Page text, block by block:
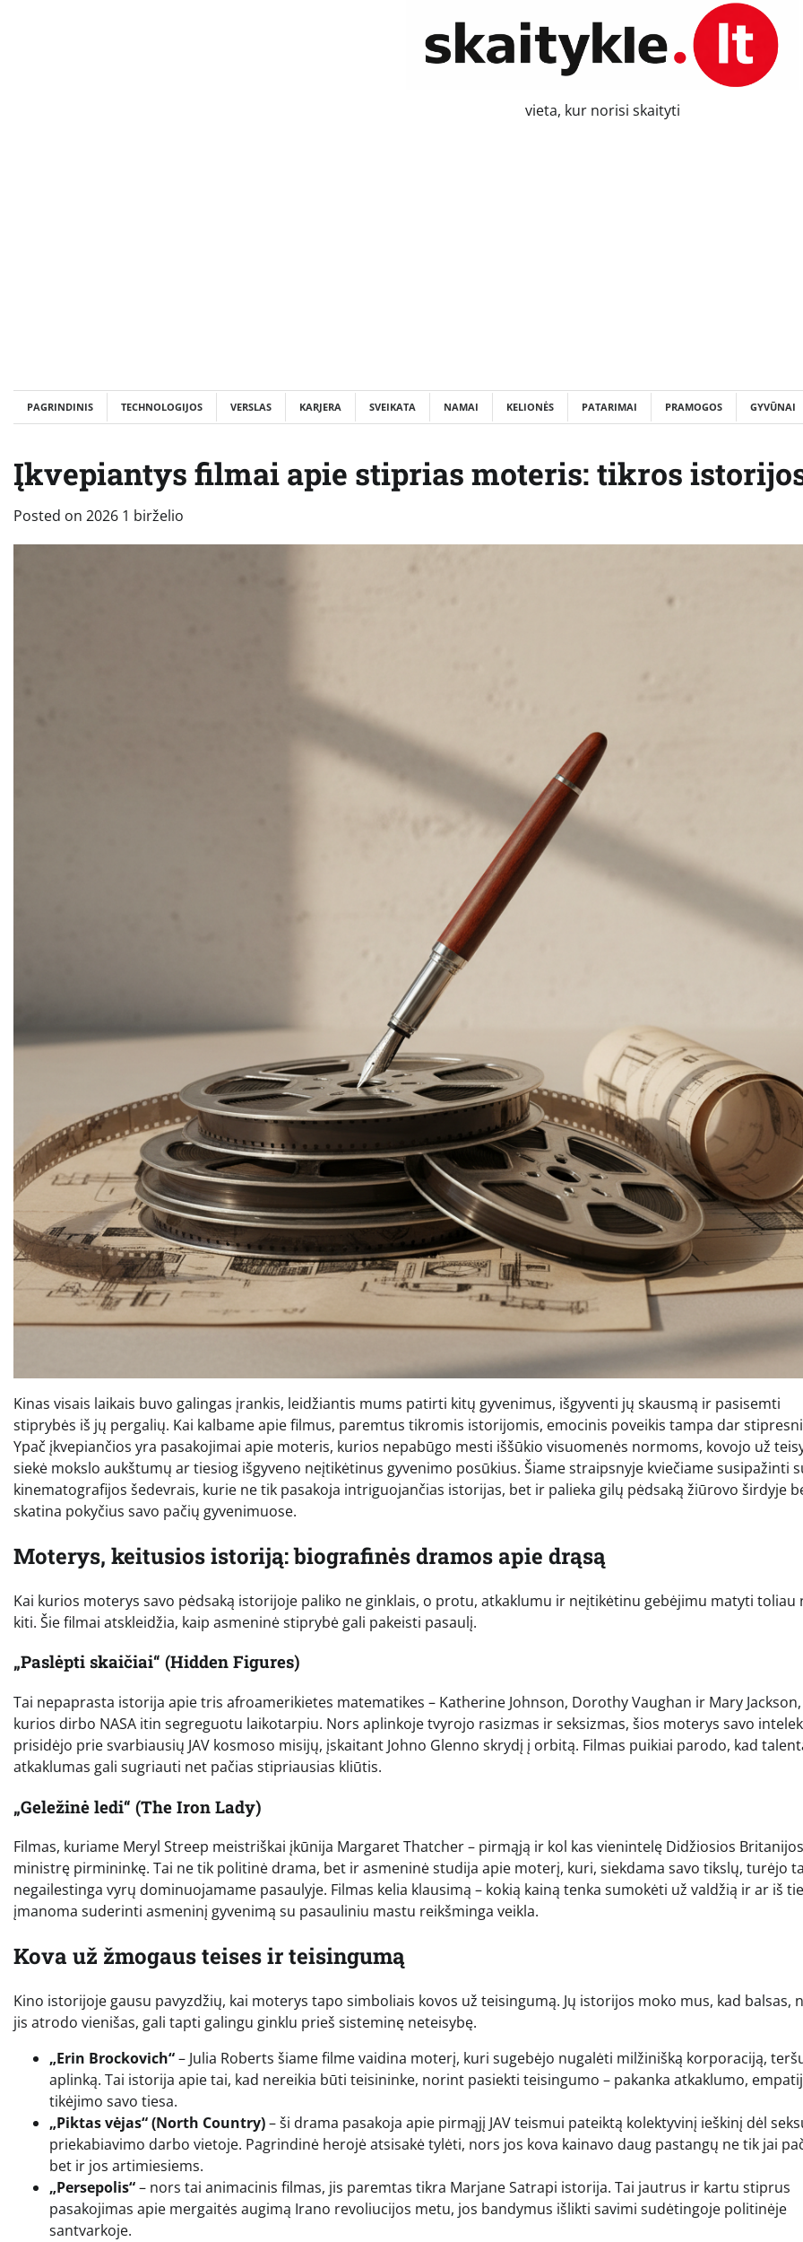
vieta, kur norisi skaityti
PAGRINDINIS TECHNOLOGIJOS VERSLAS KARJERA SVEIKATA NAMAI KELIONĖS PATARIMAI PRAMOGOS GYVŪNAI
Įkvepiantys filmai apie stiprias moteris: tikros
Posted on 2026 1 birželio
Kinas visais laikais buvo galingas įrankis, leidžiantis mums patirti kitų gyvenimus, išgyventi jų skausmą ir pasisemti
stiprybės iš jų pergalių. Kai kalbame apie filmus, paremtus tikromis istorijomis, emocinis poveikis tampa dar
Ypač įkvepiančios yra pasakojimai apie moteris, kurios nepabūgo mesti iššūkio visuomenės normoms, kovojo už
siekė mokslo aukštumų ar tiesiog išgyveno neįtikėtinus gyvenimo posūkius. Šiame straipsnyje kviečiame susipažinti
kinematografijos šedevrais, kurie ne tik pasakoja intriguojančias istorijas, bet ir palieka gilų pėdsaką žiūrovo širdyje
skatina pokyčius savo pačių gyvenimuose.
Moterys, keitusios istoriją: biografinės dramos apie drąsą
Kai kurios moterys savo pėdsaką istorijoje paliko ne ginklais, o protu, atkaklumu ir neįtikėtinu gebėjimu matyti toliau
kiti. Šie filmai atskleidžia, kaip asmeninė stiprybė gali pakeisti pasaulį.
„Paslėpti skaičiai“ (Hidden Figures)
Tai nepaprasta istorija apie tris afroamerikietes matematikes – Katherine Johnson, Dorothy Vaughan ir Mary Jackson,
kurios dirbo NASA itin segreguotu laikotarpiu. Nors aplinkoje tvyrojo rasizmas ir seksizmas, šios moterys savo
prisidėjo prie svarbiausių JAV kosmoso misijų, įskaitant Johno Glenno skrydį į orbitą. Filmas puikiai parodo, kad
atkaklumas gali sugriauti net pačias stipriausias kliūtis.
„Geležinė ledi“ (The Iron Lady)
Filmas, kuriame Meryl Streep meistriškai įkūnija Margaret Thatcher – pirmąją ir kol kas vienintelę Didžiosios Britanijos
ministrę pirmininkę. Tai ne tik politinė drama, bet ir asmeninė studija apie moterį, kuri, siekdama savo tikslų, turėjo
negailestinga vyrų dominuojamame pasaulyje. Filmas kelia klausimą – kokią kainą tenka sumokėti už valdžią ir ar iš
įmanoma suderinti asmeninį gyvenimą su pasauliniu mastu reikšminga veikla.
Kova už žmogaus teises ir teisingumą
Kino istorijoje gausu pavyzdžių, kai moterys tapo simboliais kovos už teisingumą. Jų istorijos moko mus, kad balsas,
jis atrodo vienišas, gali tapti galingu ginklu prieš sisteminę neteisybę.
„Erin Brockovich“– Julia Roberts šiame filme vaidina moterį, kuri sugebėjo nugalėti milžinišką korporaciją,
aplinką. Tai istorija apie tai, kad nereikia būti teisininke, norint pasiekti teisingumo – pakanka atkaklumo,
tikėjimo savo tiesa.
„Piktas vėjas“ (North Country)– ši drama pasakoja apie pirmąjį JAV teismui pateiktą kolektyvinį ieškinį dėl
priekabiavimo darbo vietoje. Pagrindinė herojė atsisakė tylėti, nors jos kova kainavo daug pastangų ne tik jai
bet ir jos artimiesiems.
„Persepolis“– nors tai animacinis filmas, jis paremtas tikra Marjane Satrapi istorija. Tai jautrus ir kartu stiprus
pasakojimas apie mergaitės augimą Irano revoliucijos metu, jos bandymus išlikti savimi sudėtingoje politinėje
santvarkoje.